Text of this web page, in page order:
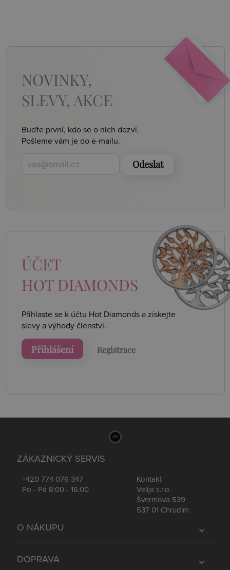
NOVINKY,
SLEVY, AKCE
Buďte první, kdo se o nich dozví.
Pošleme vám je do e-mailu.
Odeslat
ÚČET
HOT DIAMONDS
Přihlaste se k účtu Hot Diamonds a získejte
slevy a výhody členství.
Přihlášení Registrace
ZÁKAZNICKÝ SERVIS
+420 774 076 347
Po - Pá 8:00 - 16:00
Kontakt
Velija s.r.o.
Švermova 539
537 01 Chrudim
expand_more
O NÁKUPU
expand_more
DOPRAVA